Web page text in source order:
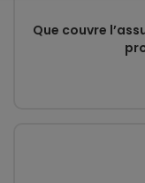
Que couvre